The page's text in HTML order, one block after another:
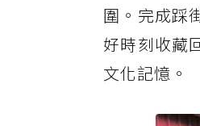
圍。完成踩
好時刻收藏
文化記憶。